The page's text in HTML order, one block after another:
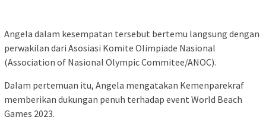
Angela dalam kesempatan tersebut bertemu langsung dengan
perwakilan dari Asosiasi Komite Olimpiade Nasional
(Association of Nasional Olympic Commitee/ANOC).
Dalam pertemuan itu, Angela mengatakan Kemenparekraf
memberikan dukungan penuh terhadap event World Beach
Games 2023.